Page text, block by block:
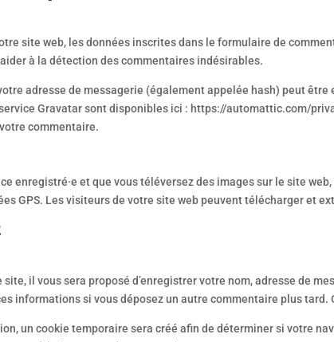
site web, les données inscrites dans le formulaire de
à la détection des commentaires indésirables.
adresse de messagerie (également appelée hash) peut
Gravatar sont disponibles ici : https://automattic.com/
commentaire.
enregistré·e et que vous téléversez des images sur le site
GPS. Les visiteurs de votre site web peuvent télécharger et
il vous sera proposé d’enregistrer votre nom, adresse de
informations si vous déposez un autre commentaire plus tard.
un cookie temporaire sera créé afin de déterminer si votre